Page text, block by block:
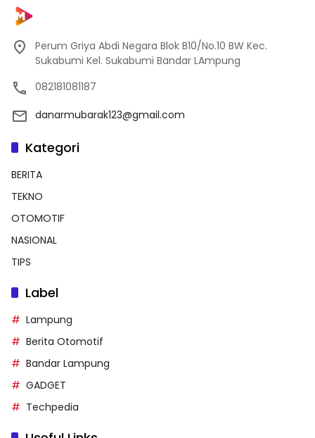
Perum Griya Abdi Negara Blok B10/No.10 BW Kec.
Sukabumi Kel. Sukabumi Bandar LAmpung
082181081187
danarmubarak123@gmail.com
Kategori
BERITA
TEKNO
OTOMOTIF
NASIONAL
TIPS
Label
Lampung
Berita Otomotif
Bandar Lampung
GADGET
Techpedia